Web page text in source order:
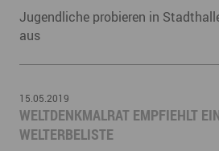
Jugendliche probieren in
aus
15.05.2019
​WELTDENKMALRAT EMPFIEHLT
WELTERBELISTE